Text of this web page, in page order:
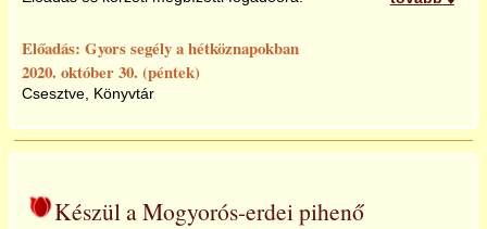
Előadás: Gyors segély a hétköznapokban
2020. október 30. (péntek)
Csesztve, Könyvtár
Készül a Mogyorós-erdei pihenő